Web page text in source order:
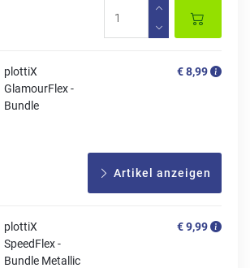
plottiX
GlamourFlex -
Bundle
€ 8,99
Artikel anzeigen
plottiX
SpeedFlex -
Bundle Metallic
€ 9,99